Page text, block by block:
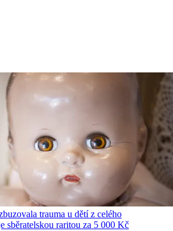
trauma u dětí z celého
sběratelskou raritou za 5 000 Kč